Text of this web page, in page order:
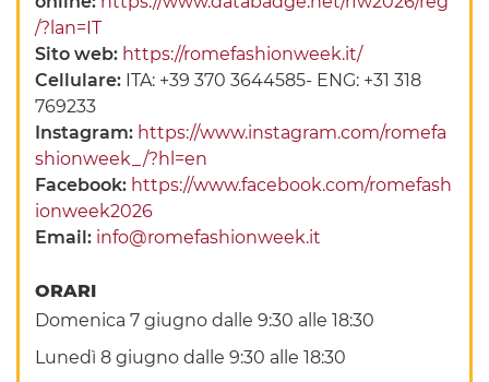
/?lan=IT
Sito web: https://romefashionweek.it/
Cellulare: ITA: +39 370 3644585- ENG: +31 318
769233
Instagram: https://www.instagram.com/romefa
shionweek_/?hl=en
Facebook: https://www.facebook.com/romefash
ionweek2026
Email: info@romefashionweek.it
ORARI
Domenica 7 giugno dalle 9:30 alle 18:30
Lunedì 8 giugno dalle 9:30 alle 18:30